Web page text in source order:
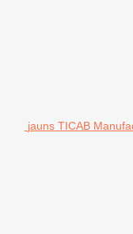
jauns TICAB